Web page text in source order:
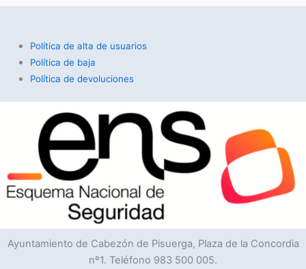
Política de alta de usuarios
Política de baja
Política de devoluciones
Ayuntamiento de Cabezón de Pisuerga, Plaza de la Concordia
nº1. Teléfono 983 500 005.